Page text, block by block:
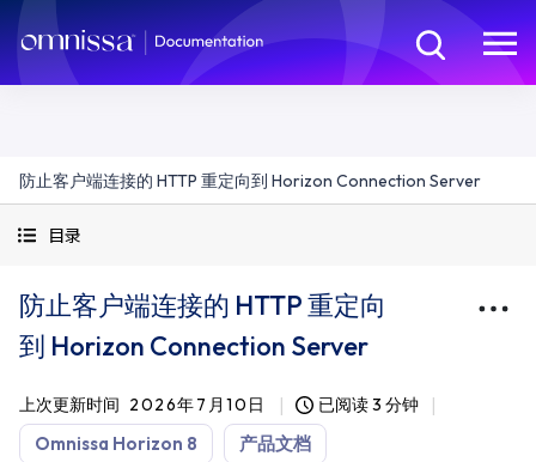
防止客户端连接的 HTTP 重定向到 Horizon Connection Server
目录
防止客户端连接的 HTTP 重定向
到 Horizon Connection Server
上次更新时间 2026年7月10日 已阅读 3 分钟
Omnissa Horizon 8 产品文档